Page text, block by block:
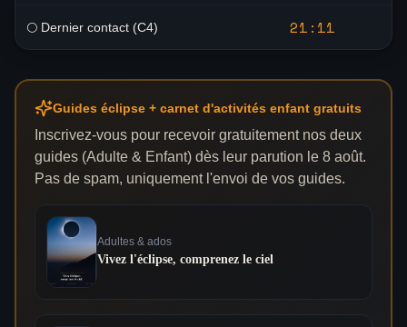
🌕 Dernier contact (C4) 21:11
Guides éclipse + carnet d'activités enfant gratuits
Inscrivez-vous pour recevoir gratuitement nos deux
guides (Adulte & Enfant) dès leur parution le 8 août.
Pas de spam, uniquement l'envoi de vos guides.
Adultes & ados
Vivez l'éclipse, comprenez le ciel